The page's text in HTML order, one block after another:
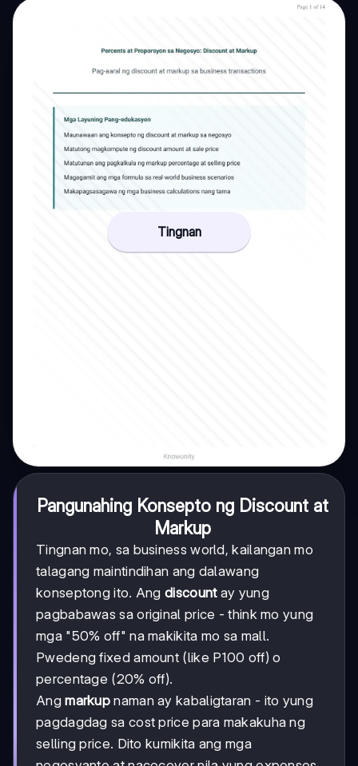
Tingnan
Pangunahing Konsepto ng Discount at
Markup
Tingnan mo, sa business world, kailangan mo
talagang maintindihan ang dalawang
konseptong ito. Angdiscountay yung
pagbabawas sa original price - think mo yung
mga "50% off" na makikita mo sa mall.
Pwedeng fixed amount (like P100 off) o
percentage (20% off).
Angmarkup naman ay kabaligtaran - ito yung
pagdagdag sa cost price para makakuha ng
selling price. Dito kumikita ang mga